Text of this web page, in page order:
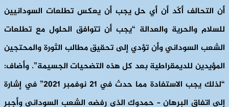
أن التحالف أكّد أن أي حل يجب أن يعكس تطلعات السودانيين
للسلام والحرية والعدالة “يجب أن تتوافق الحلول مع تطلعات
الشعب السوداني وأن تؤدي إلى تحقيق مطالب الثورة والمحتجين
المؤيدين للديمقراطية بعد كل هذه التضحيات الجسيمة”. وأضاف:
“لذلك يجب الاستفادة مما حدث في 21 نوفمبر 2021” في إشارة
إلى اتفاق البرهان – حمدوك الذي رفضه الشعب السوداني وأجبر